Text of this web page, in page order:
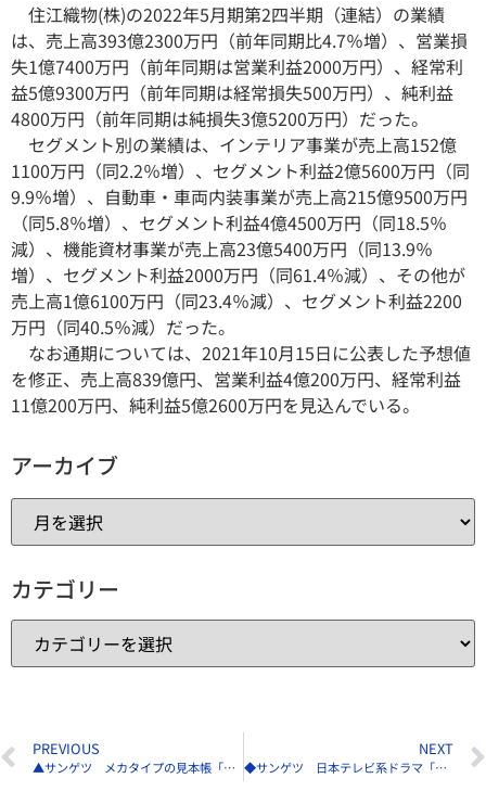
住江織物(株)の2022年5月期第2四半期（連結）の業績
は、売上高393億2300万円（前年同期比4.7％増）、営業損
失1億7400万円（前年同期は営業利益2000万円）、経常利
益5億9300万円（前年同期は経常損失500万円）、純利益
4800万円（前年同期は純損失3億5200万円）だった。
セグメント別の業績は、インテリア事業が売上高152億
1100万円（同2.2％増）、セグメント利益2億5600万円（同
9.9％増）、自動車・車両内装事業が売上高215億9500万円
（同5.8％増）、セグメント利益4億4500万円（同18.5％
減）、機能資材事業が売上高23億5400万円（同13.9％
増）、セグメント利益2000万円（同61.4％減）、その他が
売上高1億6100万円（同23.4％減）、セグメント利益2200
万円（同40.5％減）だった。
なお通期については、2021年10月15日に公表した予想値
を修正、売上高839億円、営業利益4億200万円、経常利益
11億200万円、純利益5億2600万円を見込んでいる。
アーカイブ
カテゴリー
PREVIOUS
▲サンゲツ メカタイプの見本帳「RB COLLECTION vol.1」1／27発刊
NEXT
◆サンゲツ 日本テレビ系ドラマ「ムチャブリ！」に美術協力